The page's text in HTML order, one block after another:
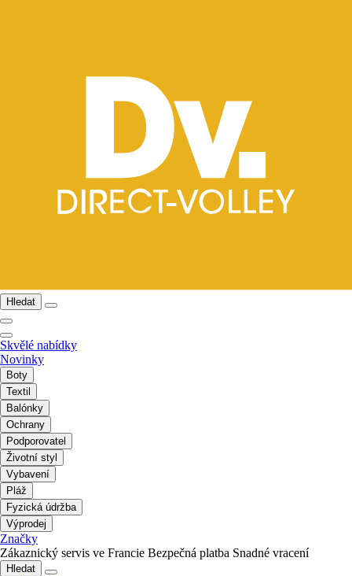
Hledat
Skvělé nabídky
Novinky
Boty
Textil
Balónky
Ochrany
Podporovatel
Životní styl
Vybavení
Pláž
Fyzická údržba
Výprodej
Značky
Zákaznický servis ve Francie Bezpečná platba Snadné vracení
Hledat